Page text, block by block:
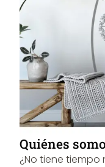
Quiénes
¿No tiene